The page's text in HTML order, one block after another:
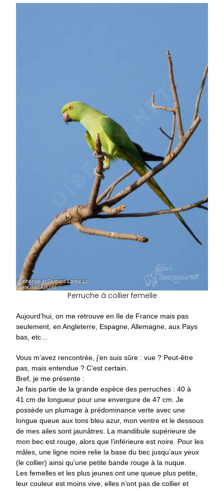
Perruche à collier femelle
Aujourd’hui, on me retrouve en Ile de France mais pas
seulement, en Angleterre, Espagne, Allemagne, aux Pays
bas, etc…
Vous m’avez rencontrée, j’en suis sûre : vue ? Peut-être
pas, mais entendue ? C’est certain.
Bref, je me présente :
Je fais partie de la grande espèce des perruches : 40 à
41 cm de longueur pour une envergure de 47 cm. Je
possède un plumage à prédominance verte avec une
longue queue aux tons bleu azur, mon ventre et le dessous
de mes ailes sont jaunâtres. La mandibule supérieure de
mon bec est rouge, alors que l’inférieure est noire. Pour les
mâles, une ligne noire relie la base du bec jusqu’aux yeux
(le collier) ainsi qu’une petite bande rouge à la nuque.
Les femelles et les plus jeunes ont une queue plus petite,
leur couleur est moins vive, elles n’ont pas de collier et